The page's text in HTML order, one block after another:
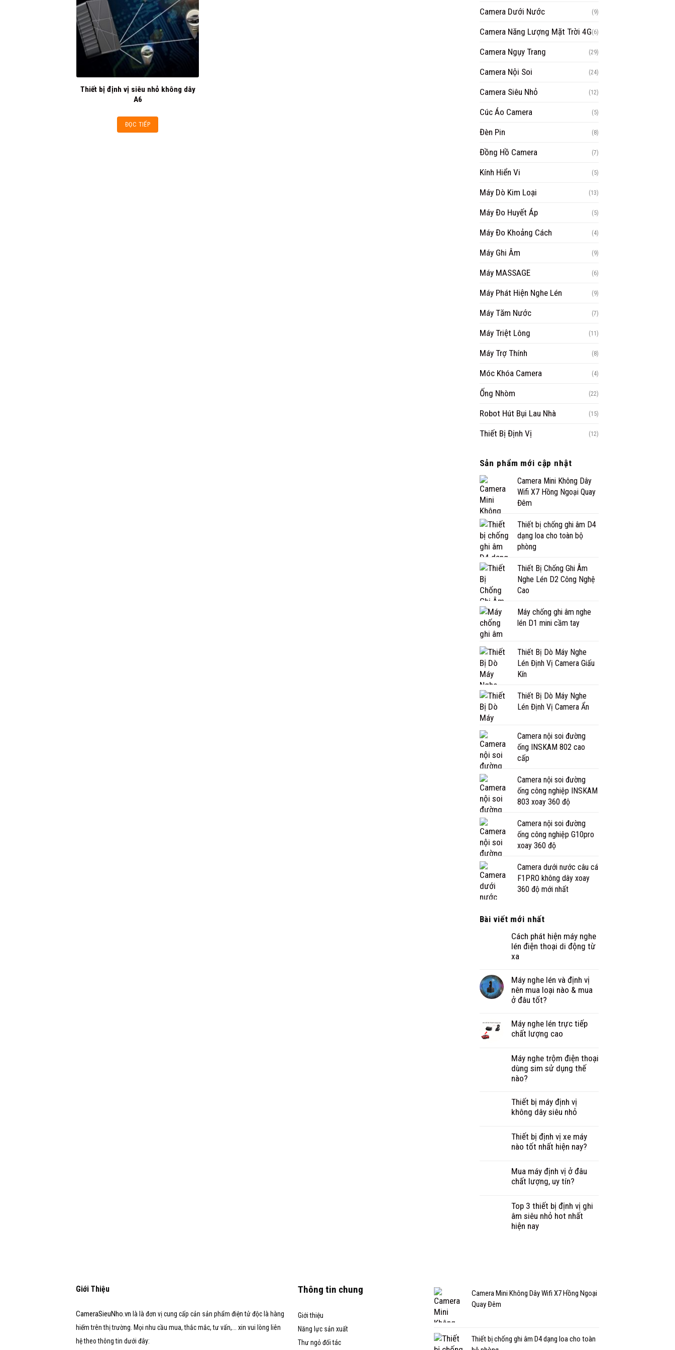
Thiết bị định vị siêu nhỏ không dây
A6
ĐỌC TIẾP
Camera Dưới Nước (9)
Camera Năng Lượng Mặt Trời 4G(6)
Camera Ngụy Trang (29)
Camera Nội Soi (24)
Camera Siêu Nhỏ (12)
Cúc Áo Camera (5)
Đèn Pin (8)
Đồng Hồ Camera (7)
Kính Hiển Vi (5)
Máy Dò Kim Loại (13)
Máy Đo Huyết Áp (5)
Máy Đo Khoảng Cách (4)
Máy Ghi Âm (9)
Máy MASSAGE (6)
Máy Phát Hiện Nghe Lén (9)
Máy Tăm Nước (7)
Máy Triệt Lông (11)
Máy Trợ Thính (8)
Móc Khóa Camera (4)
Ống Nhòm (22)
Robot Hút Bụi Lau Nhà (15)
Thiết Bị Định Vị (12)
Sản phẩm mới cập nhật
Camera Mini Không Dây
Wifi X7 Hồng Ngoại Quay
Đêm
Thiết bị chống ghi âm D4
dạng loa cho toàn bộ
phòng
Thiết Bị Chống Ghi Âm
Nghe Lén D2 Công Nghệ
Cao
Máy chống ghi âm nghe
lén D1 mini cầm tay
Thiết Bị Dò Máy Nghe
Lén Định Vị Camera Giấu
Kín
Thiết Bị Dò Máy Nghe
Lén Định Vị Camera Ẩn
Camera nội soi đường
ống INSKAM 802 cao
cấp
Camera nội soi đường
ống công nghiệp INSKAM
803 xoay 360 độ
Camera nội soi đường
ống công nghiệp G10pro
xoay 360 độ
Camera dưới nước câu cá
F1PRO không dây xoay
360 độ mới nhất
Bài viết mới nhất
Cách phát hiện máy nghe
lén điện thoại di động từ
xa
Máy nghe lén và định vị
nên mua loại nào & mua
ở đâu tốt?
Máy nghe lén trực tiếp
chất lượng cao
Máy nghe trộm điện thoại
dùng sim sử dụng thế
nào?
Thiết bị máy định vị
không dây siêu nhỏ
Thiết bị định vị xe máy
nào tốt nhất hiện nay?
Mua máy định vị ở đâu
chất lượng, uy tín?
Top 3 thiết bị định vị ghi
âm siêu nhỏ hot nhất
hiện nay
Giới Thiệu
CameraSieuNho.vn là là đơn vị cung cấp cản sản phẩm điện tử độc là hàng
hiếm trên thị trường. Mọi nhu cầu mua, thắc mắc, tư vấn,... xin vui lòng liên
hệ theo thông tin dưới đây:
Thông tin chung
Giới thiệu
Năng lực sản xuất
Thư ngỏ đối tác
Camera Mini Không Dây Wifi X7 Hồng Ngoại
Quay Đêm
Thiết bị chống ghi âm D4 dạng loa cho toàn